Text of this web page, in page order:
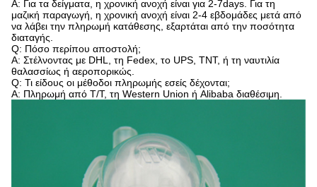
Α: Για τα δείγματα, η χρονική ανοχή είναι για 2-7days. Για τη
μαζική παραγωγή, η χρονική ανοχή είναι 2-4 εβδομάδες μετά από
να λάβει την πληρωμή κατάθεσης, εξαρτάται από την ποσότητα
διαταγής.
Q: Πόσο περίπου αποστολή;
Α: Στέλνοντας με DHL, τη Fedex, το UPS, TNT, ή τη ναυτιλία
θαλασσίως ή αεροπορικώς.
Q: Τι είδους οι μέθοδοι πληρωμής εσείς δέχονται;
Α: Πληρωμή από T/T, τη Western Union ή Alibaba διαθέσιμη.